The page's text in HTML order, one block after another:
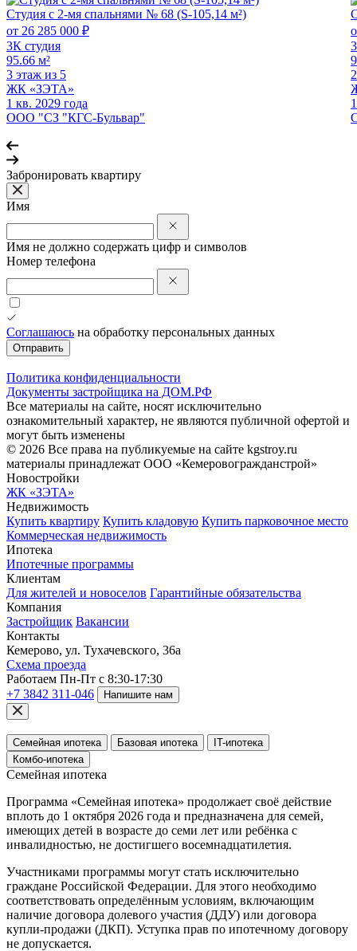
Студия с 2-мя спальнями № 68 (S-105,14 м²)
от 26 285 000 ₽
3К студия
95.66 м²
3 этаж из 5
ЖК «ЗЭТА»
1 кв. 2029 года
ООО "СЗ "КГС-Бульвар"
Забронировать квартиру
Имя
Имя не должно содержать цифр и символов
Номер телефона
Соглашаюсь на обработку персональных данных
Отправить
Политика конфиденциальности
Документы застройщика на ДОМ.РФ
Все материалы на сайте, носят исключительно
ознакомительный характер, не являются публичной офертой и
могут быть изменены
© 2026 Все права на публикуемые на сайте kgstroy.ru
материалы принадлежат ООО «Кемеровогражданстрой»
Новостройки
ЖК «ЗЭТА»
Недвижимость
Купить квартиру Купить кладовую Купить парковочное место
Коммерческая недвижимость
Ипотека
Ипотечные программы
Клиентам
Для жителей и новоселов Гарантийные обязательства
Компания
Застройщик Вакансии
Контакты
Кемерово, ул. Тухачевского, 36а
Схема проезда
Работаем Пн-Пт с 8:30-17:30
+7 3842 311-046
Напишите нам
Семейная ипотека Базовая ипотека
IT-ипотека
Комбо-ипотека
Семейная ипотека
Программа «Семейная ипотека» продолжает своё действие
вплоть до 1 октября 2026 года и предназначена для семей,
имеющих детей в возрасте до семи лет или ребёнка с
инвалидностью, не достигшего восемнадцатилетия.
Участниками программы могут стать исключительно
граждане Российской Федерации. Для этого необходимо
соответствовать определённым условиям, включающим
наличие договора долевого участия (ДДУ) или договора
купли-продажи (ДКП). Уступка прав по ипотечному договору
не допускается.